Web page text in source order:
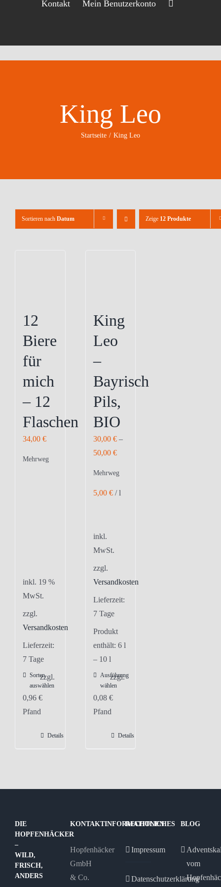
Kontakt Mein Benutzerkonto
King Leo
Startseite King Leo
Sortieren nach Datum Zeige 12 Produkte
12
Biere
für
mich
– 12
Flaschen
34,00 €
Mehrweg
inkl. 19 %
MwSt.
zzgl.
Versandkosten
Lieferzeit:
7 Tage
Sorten
auswählen
zzgl.
0,96 €
Pfand
Details
King
Leo
–
Bayrisch
Pils,
BIO
30,00 €–
50,00 €
Mehrweg
5,00 €/l
inkl.
MwSt.
zzgl.
Versandkosten
Lieferzeit:
7 Tage
Produkt
enthält: 6 l
– 10 l
Ausführung
wählen
Dieses
Produkt
Varianten
können
Produktseite
zzgl.
0,08 €
Pfand
Details
DIE
HOPFENHÄCKER
–
WILD,
FRISCH,
ANDERS
KONTAKTINFORMATIONEN
Hopfenhäcker
GmbH
& Co.
RECHTLICHES
Impressum
Datenschutzerklärung
BLOG
vom